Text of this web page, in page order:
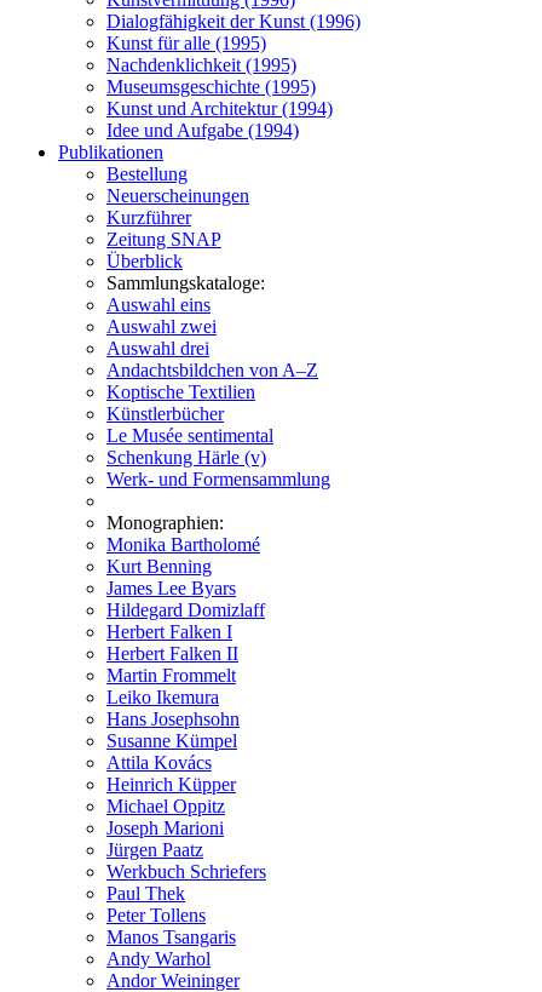
Dialogfähigkeit der Kunst (1996)
Kunst für alle (1995)
Nachdenklichkeit (1995)
Museumsgeschichte (1995)
Kunst und Architektur (1994)
Idee und Aufgabe (1994)
Publikationen
Bestellung
Neuerscheinungen
Kurzführer
Zeitung SNAP
Überblick
Sammlungskataloge:
Auswahl eins
Auswahl zwei
Auswahl drei
Andachtsbildchen von A–Z
Koptische Textilien
Künstlerbücher
Le Musée sentimental
Schenkung Härle (v)
Werk- und Formensammlung
Monographien:
Monika Bartholomé
Kurt Benning
James Lee Byars
Hildegard Domizlaff
Herbert Falken I
Herbert Falken II
Martin Frommelt
Leiko Ikemura
Hans Josephsohn
Susanne Kümpel
Attila Kovács
Heinrich Küpper
Michael Oppitz
Joseph Marioni
Jürgen Paatz
Werkbuch Schriefers
Paul Thek
Peter Tollens
Manos Tsangaris
Andy Warhol
Andor Weininger